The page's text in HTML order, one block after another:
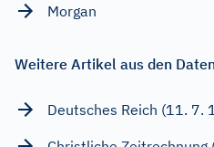
Morgan
Weitere Artikel aus den
Deutsches Reich (11. 7.